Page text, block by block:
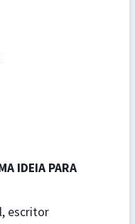
IDEIA PARA
escritor